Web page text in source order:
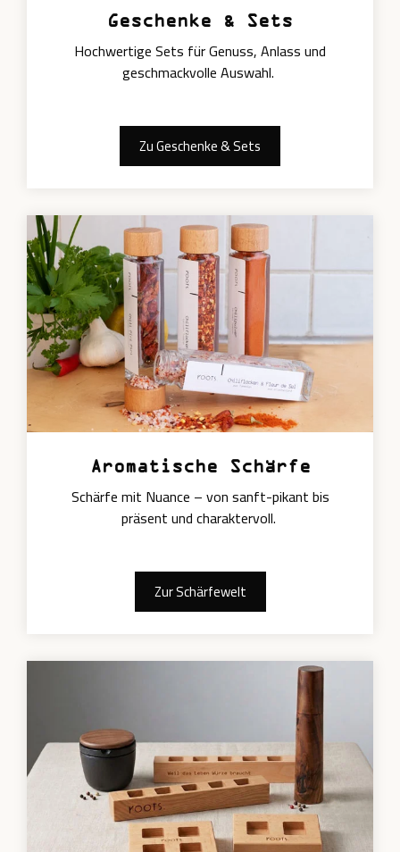
Geschenke & Sets
Hochwertige Sets für Genuss, Anlass und
geschmackvolle Auswahl.
Zu Geschenke & Sets
Aromatische Schärfe
Schärfe mit Nuance – von sanft-pikant bis
präsent und charaktervoll.
Zur Schärfewelt